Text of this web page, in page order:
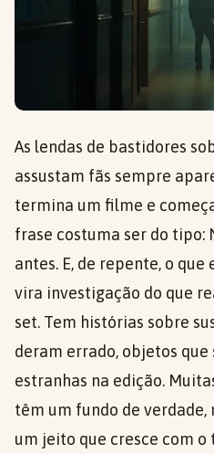
As lendas de bastidores
assustam fãs sempre
termina um filme e
frase costuma ser do tipo:
antes. E, de repente, o
vira investigação do que
set. Tem histórias sobre
deram errado, objetos
estranhas na edição.
têm um fundo de
um jeito que cresce com o